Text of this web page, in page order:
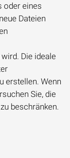
oder eines
Dateien
Die ideale
erstellen. Wenn
Sie, die
beschränken.